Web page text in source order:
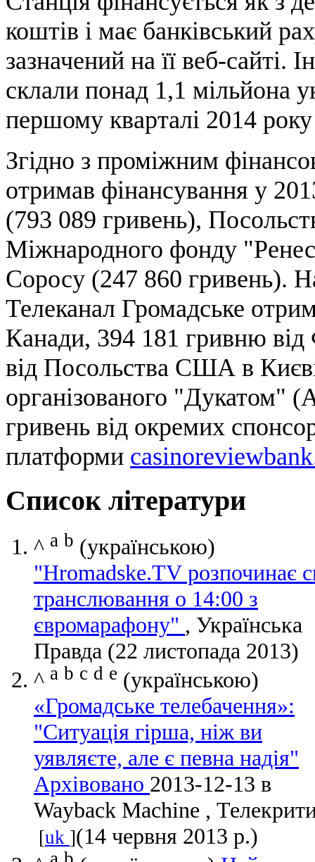
коштів і має банківський
зазначений на її веб-сайті.
склали понад 1,1 мільйона
першому кварталі 2014
Згідно з проміжним
отримав фінансування у
(793 089 гривень),
Міжнародного фонду
Соросу (247 860 гривень).
Телеканал Громадське
Канади, 394 181 гривню
від Посольства США в
організованого "Дукатом"
гривень від окремих
платформи
Список літератури
^ a b (українською)
"Hromadske.TV розпочинає
транслювання о 14:00 з
євромарафону" , Українська
Правда (22 листопада 2013)
^ a b c d e (українською)
«Громадське телебачення»:
"Ситуація гірша, ніж ви
уявляєте, але є певна надія"
Архівовано 2013-12-13 в
Wayback Machine ,
[uk ](14 червня 2013 р.)